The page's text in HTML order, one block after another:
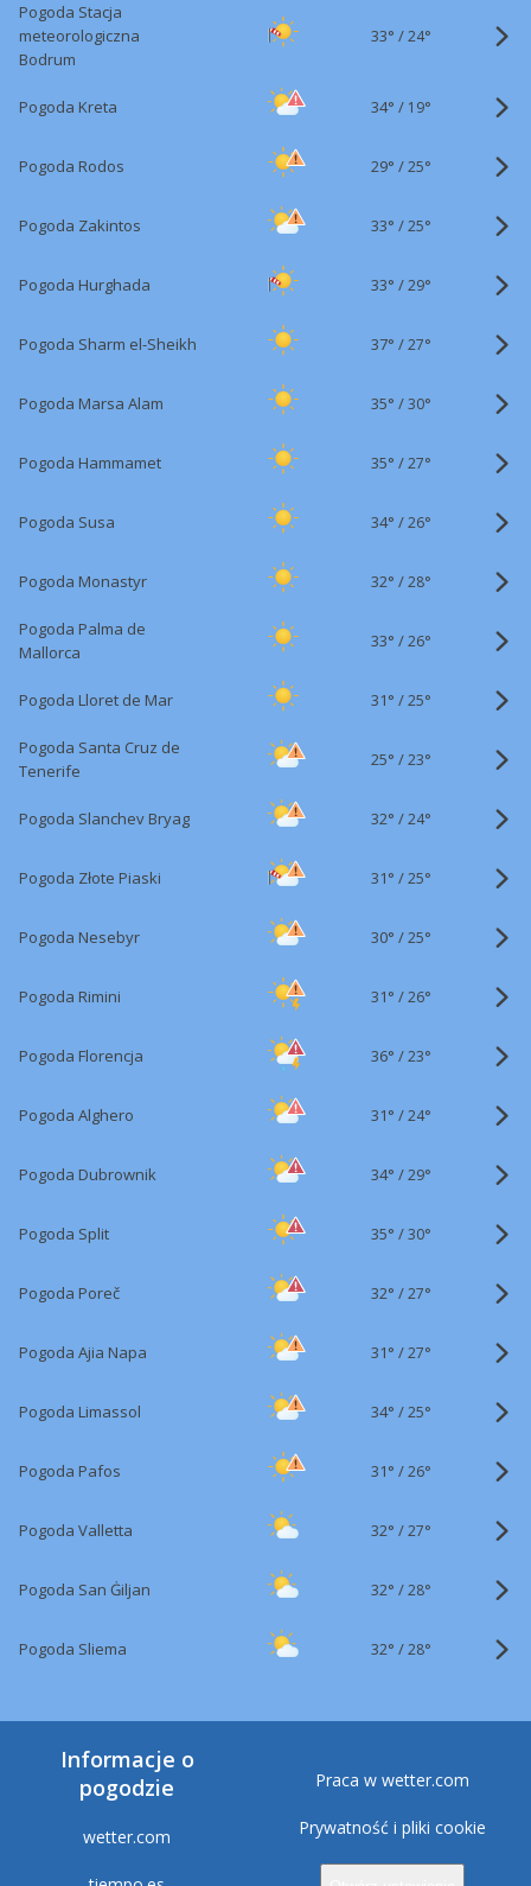
Pogoda Stacja
meteorologiczna
Bodrum
33° /24°
Pogoda Kreta 34° / 19°
Pogoda Rodos 29° /25°
Pogoda Zakintos 33° /25°
Pogoda Hurghada 33° /29°
Pogoda Sharm el-Sheikh 37° /27°
Pogoda Marsa Alam 35° /30°
Pogoda Hammamet 35° /27°
Pogoda Susa 34° /26°
Pogoda Monastyr 32° /28°
Pogoda Palma de
Mallorca
33° /26°
Pogoda Lloret de Mar 31° /25°
Pogoda Santa Cruz de
Tenerife
25° /23°
Pogoda Slanchev Bryag 32° /24°
Pogoda Złote Piaski 31° /25°
Pogoda Nesebyr 30° /25°
Pogoda Rimini 31° /26°
Pogoda Florencja 36° /23°
Pogoda Alghero 31° /24°
Pogoda Dubrownik 34° /29°
Pogoda Split 35° /30°
Pogoda Poreč 32° /27°
Pogoda Ajia Napa 31° /27°
Pogoda Limassol 34° /25°
Pogoda Pafos 31° /26°
Pogoda Valletta 32° /27°
Pogoda San Ġiljan 32° /28°
Pogoda Sliema 32° /28°
Informacje o
pogodzie
wetter.com
Praca w wetter.com
Prywatność i pliki cookie